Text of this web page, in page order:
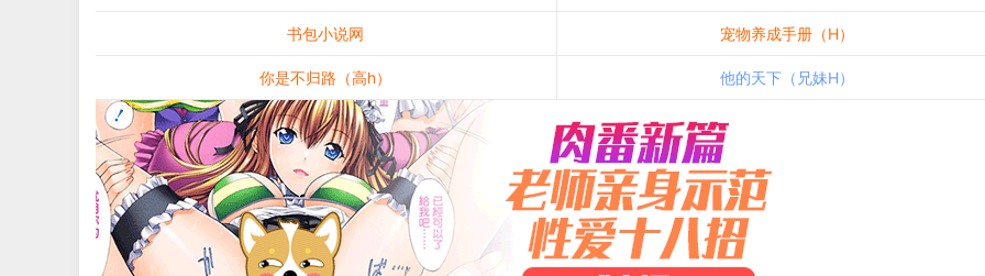
书包小说网 宠物养成手册（H）
你是不归路（高h） 他的天下（兄妹H）